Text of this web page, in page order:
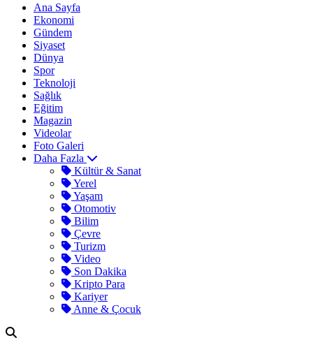
Ana Sayfa
Ekonomi
Gündem
Siyaset
Dünya
Spor
Teknoloji
Sağlık
Eğitim
Magazin
Videolar
Foto Galeri
Daha Fazla
Kültür & Sanat
Yerel
Yaşam
Otomotiv
Bilim
Çevre
Turizm
Video
Son Dakika
Kripto Para
Kariyer
Anne & Çocuk